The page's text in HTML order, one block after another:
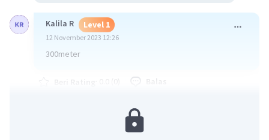
Kalila R Level 1
12 November 2023 12:26
300meter
Balas
Level 37